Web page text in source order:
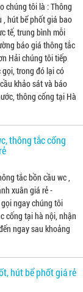
chúng tôi là : Thông
, hút bể phốt giá bao
tế, trung bình mỗi
báo giá thông tắc
Hải chúng tôi tiếp
trong đó lại có
khảo sát và báo
thông cống tại Hà
thông tắc cống
tắc bồn cầu wc ,
xuân giá rẻ -
ngay chúng tôi
cống tại hà nội, nhận
ngay sau khoảng
hút bể phốt giá rẻ